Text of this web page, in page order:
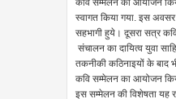
कवि सम्मेलन का आयोजन
स्वागत किया गया. इस अवसर
सहभागी हुये। दूसरा सत्र
संचालन का दायित्व युवा
तकनीकी कठिनाइयों के बाद
कवि सम्मेलन का आयोजन
इस सम्मेलन की विशेषता यह